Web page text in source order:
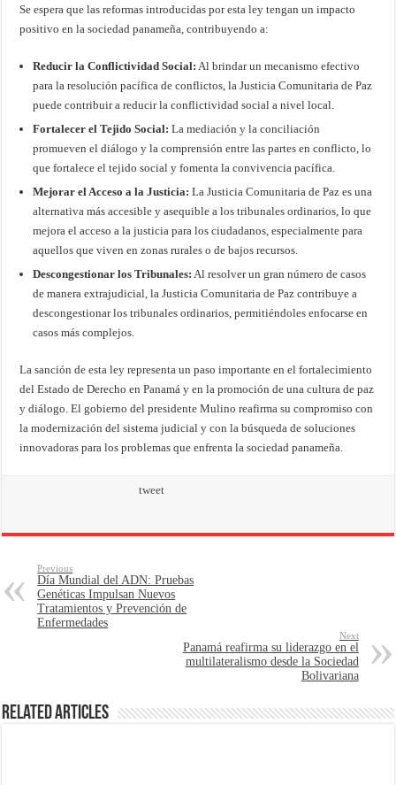
Se espera que las reformas introducidas por esta ley tengan un impacto
positivo en la sociedad panameña, contribuyendo a:
Reducir la Conflictividad Social: Al brindar un mecanismo efectivo
para la resolución pacífica de conflictos, la Justicia Comunitaria de Paz
puede contribuir a reducir la conflictividad social a nivel local.
Fortalecer el Tejido Social: La mediación y la conciliación
promueven el diálogo y la comprensión entre las partes en conflicto, lo
que fortalece el tejido social y fomenta la convivencia pacífica.
Mejorar el Acceso a la Justicia: La Justicia Comunitaria de Paz es una
alternativa más accesible y asequible a los tribunales ordinarios, lo que
mejora el acceso a la justicia para los ciudadanos, especialmente para
aquellos que viven en zonas rurales o de bajos recursos.
Descongestionar los Tribunales: Al resolver un gran número de casos
de manera extrajudicial, la Justicia Comunitaria de Paz contribuye a
descongestionar los tribunales ordinarios, permitiéndoles enfocarse en
casos más complejos.
La sanción de esta ley representa un paso importante en el fortalecimiento
del Estado de Derecho en Panamá y en la promoción de una cultura de paz
y diálogo. El gobierno del presidente Mulino reafirma su compromiso con
la modernización del sistema judicial y con la búsqueda de soluciones
innovadoras para los problemas que enfrenta la sociedad panameña.
tweet
Previous
Día Mundial del ADN: Pruebas
Genéticas Impulsan Nuevos
Tratamientos y Prevención de
Enfermedades
Next
Panamá reafirma su liderazgo en el
multilateralismo desde la Sociedad
Bolivariana
Related Articles